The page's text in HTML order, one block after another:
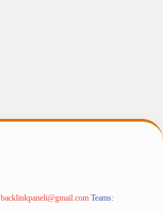
backlinkpaneli@gmail.com Teams: